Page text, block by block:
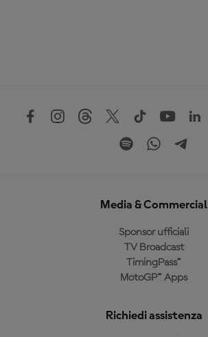
Media & Commercial
Sponsor ufficiali
TV Broadcast
TimingPass™
MotoGP™ Apps
Richiedi assistenza